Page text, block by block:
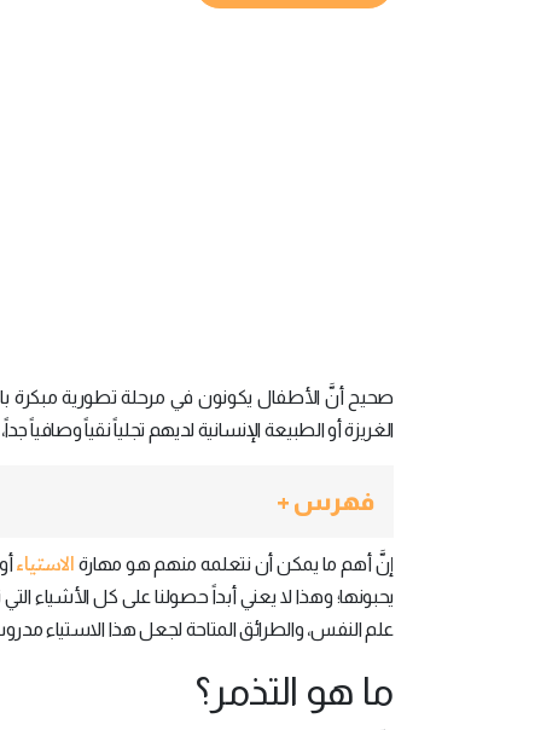
صحيح أنَّ الأطفال يكونون في مرحلة تطورية مبكرة
الغريزة أو الطبيعة الإنسانية لديهم تجلياً نقياً وصافياً
فهرس +
إنَّ أهم ما يمكن أن نتعلمه منهم هو مهارة الاستياء
يحبونها؛ وهذا لا يعني أبداً حصولنا على كل الأشياء
علم النفس، والطرائق المتاحة لجعل هذا الاستياء
ما هو التذمر؟